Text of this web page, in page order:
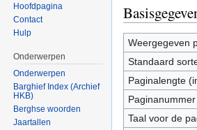
Weergegeven
Standaard
Paginalengte
Paginanummer
Taal voor de
Hoofdpagina
Contact
Hulp
Onderwerpen
Onderwerpen
Barghief Index (Archief
HKB)
Berghse woorden
Jaartallen